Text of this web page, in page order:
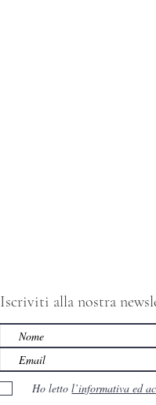
Iscriviti alla nostra
Ho letto l’informativa ed